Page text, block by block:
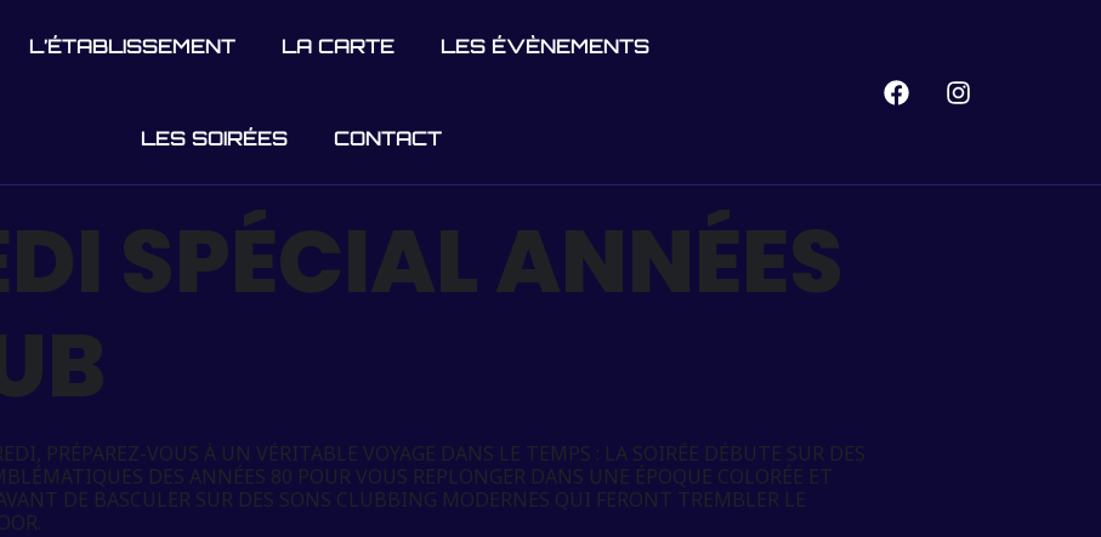
L’ÉTABLISSEMENT LA CARTE LES ÉVÈNEMENTS
LES SOIRÉES CONTACT
SPÉCIAL ANNÉES
PRÉPAREZ-VOUS À UN VÉRITABLE VOYAGE DANS LE TEMPS : LA SOIRÉE DÉBUTE SUR DES
DES ANNÉES 80 POUR VOUS REPLONGER DANS UNE ÉPOQUE COLORÉE ET
DE BASCULER SUR DES SONS CLUBBING MODERNES QUI FERONT TREMBLER LE